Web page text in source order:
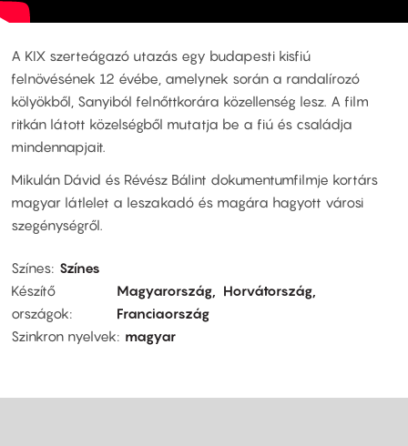
A KIX szerteágazó utazás egy budapesti kisfiú
felnövésének 12 évébe, amelynek során a randalírozó
kölyökből, Sanyiból felnőttkorára közellenség lesz. A film
ritkán látott közelségből mutatja be a fiú és családja
mindennapjait.
Mikulán Dávid és Révész Bálint dokumentumfilmje kortárs
magyar látlelet a leszakadó és magára hagyott városi
szegénységről.
Színes Színes
Készítő
országok
Magyarország
Horvátország
Franciaország
Szinkron nyelvek
magyar